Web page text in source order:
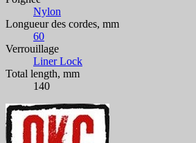
Nylon
Longueur des cordes, mm
60
Verrouillage
Liner Lock
Total length, mm
140